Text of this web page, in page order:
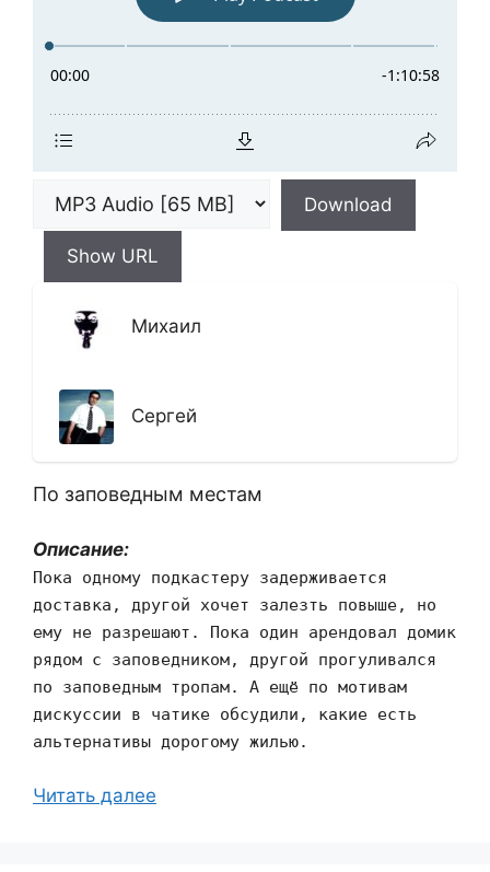
Download
Show URL
Михаил
Сергей
По заповедным местам
Описание:
Пока одному подкастеру задерживается
доставка, другой хочет залезть повыше, но
ему не разрешают. Пока один арендовал домик
рядом с заповедником, другой прогуливался
по заповедным тропам. А ещё по мотивам
дискуссии в чатике обсудили, какие есть
альтернативы дорогому жилью.
Читать далее